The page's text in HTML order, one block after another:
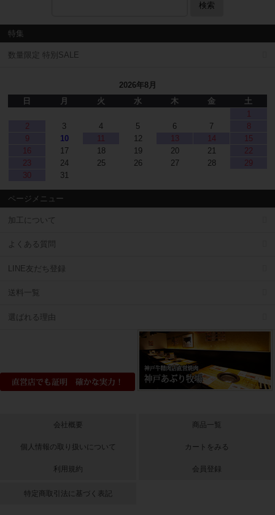
検索
特集
数量限定 特別SALE
2026年8月
日
月 火 水 木 金
土
1
2
3 4 5 6 7
8
9
10 11 12 13 14
15
16
17 18 19 20 21
22
23
24 25 26 27 28
29
30
31
ページメニュー
加工について
よくある質問
LINE友だち登録
送料一覧
選ばれる理由
会社概要 商品一覧
個人情報の取り扱いについて カートをみる
利用規約 会員登録
特定商取引法に基づく表記